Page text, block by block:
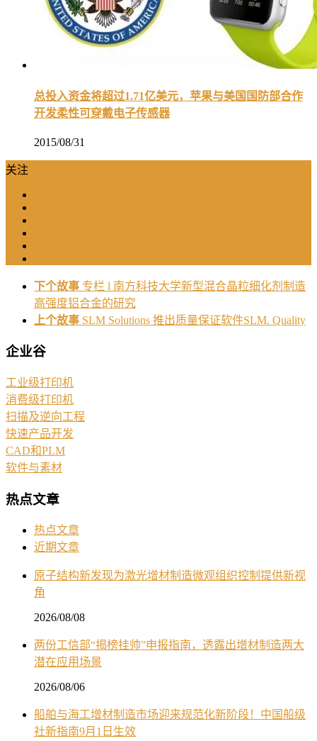
总投入资金将超过1.71亿美元，苹果与美国国防部合作
开发柔性可穿戴电子传感器
2015/08/31
关注
下个故事 专栏 l 南方科技大学新型混合晶粒细化剂制造
高强度铝合金的研究
上个故事 SLM Solutions 推出质量保证软件SLM. Quality
企业谷
工业级打印机
消费级打印机
扫描及逆向工程
快速产品开发
CAD和PLM
软件与素材
热点文章
热点文章
近期文章
原子结构新发现为激光增材制造微观组织控制提供新视
角
2026/08/08
两份工信部“揭榜挂帅”申报指南，透露出增材制造两大
潜在应用场景
2026/08/06
船舶与海工增材制造市场迎来规范化新阶段！中国船级
社新指南9月1日生效